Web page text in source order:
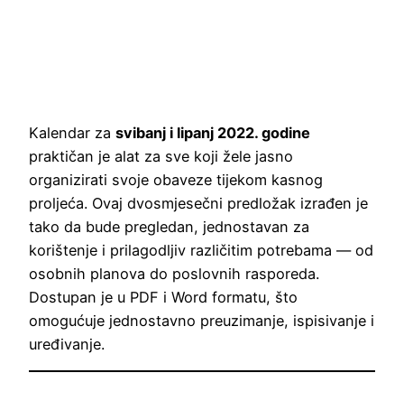
Kalendar za svibanj i lipanj 2022. godine
praktičan je alat za sve koji žele jasno
organizirati svoje obaveze tijekom kasnog
proljeća. Ovaj dvosmjesečni predložak izrađen je
tako da bude pregledan, jednostavan za
korištenje i prilagodljiv različitim potrebama — od
osobnih planova do poslovnih rasporeda.
Dostupan je u PDF i Word formatu, što
omogućuje jednostavno preuzimanje, ispisivanje i
uređivanje.